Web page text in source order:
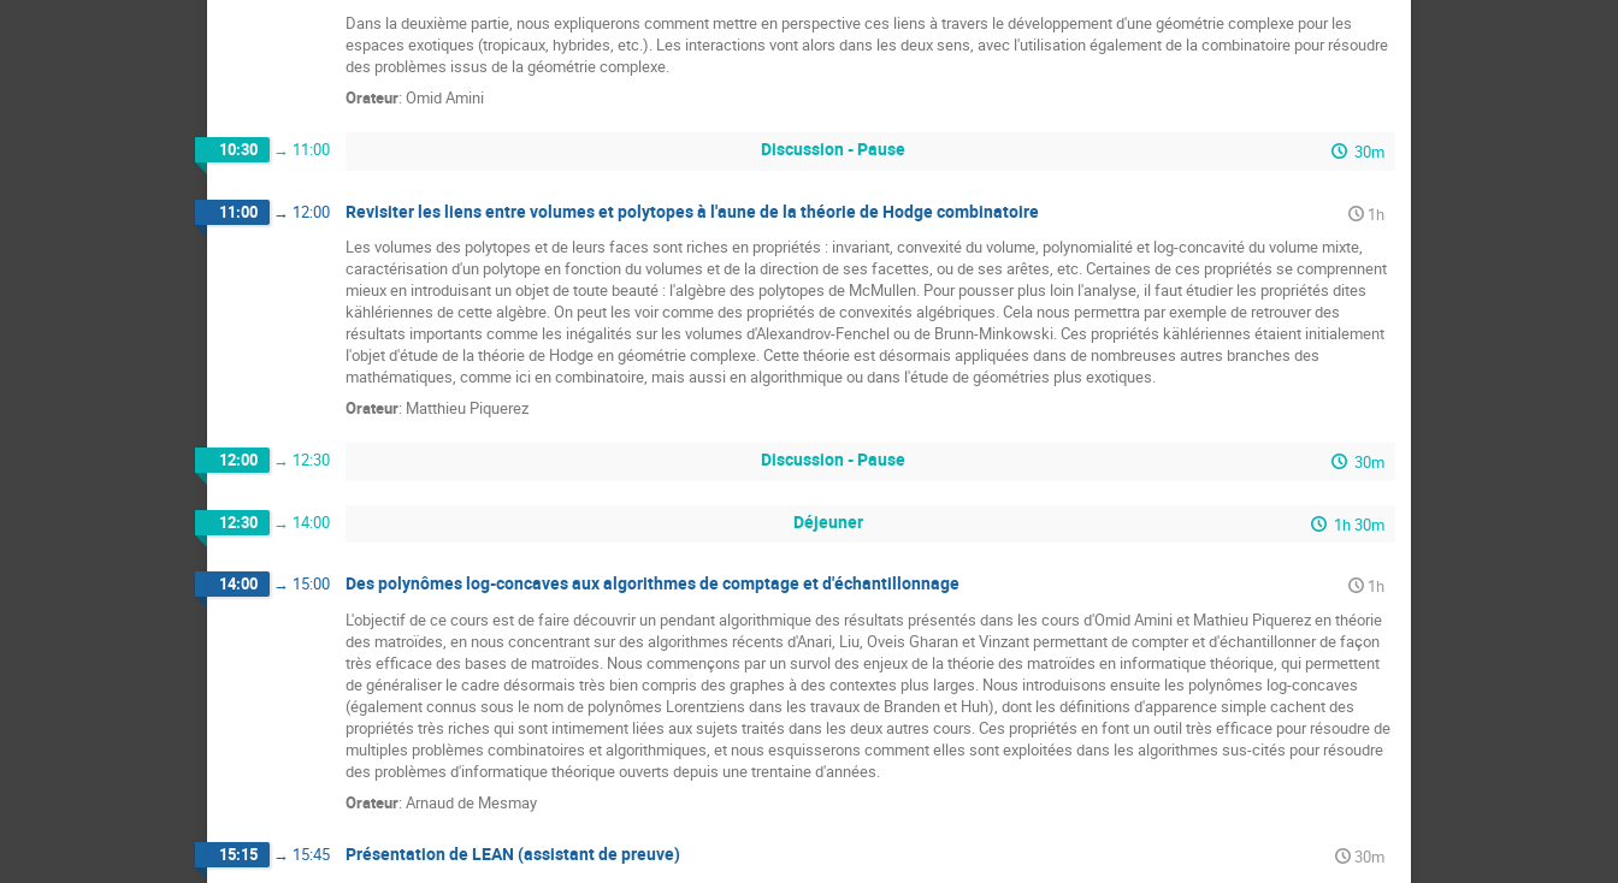
Dans la deuxième partie, nous expliquerons comment mettre en perspective ces liens à travers le développement d'une géométrie complexe pour les
espaces exotiques (tropicaux, hybrides, etc.). Les interactions vont alors dans les deux sens, avec l'utilisation également de la combinatoire pour résoudre
des problèmes issus de la géométrie complexe.
Orateur: Omid Amini
10:30 → 11:00 Discussion - Pause 30m
11:00 → 12:00 Revisiter les liens entre volumes et polytopes à l'aune de la théorie de Hodge combinatoire
1h
Les volumes des polytopes et de leurs faces sont riches en propriétés : invariant, convexité du volume, polynomialité et log-concavité du volume mixte,
caractérisation d'un polytope en fonction du volumes et de la direction de ses facettes, ou de ses arêtes, etc. Certaines de ces propriétés se comprennent
mieux en introduisant un objet de toute beauté : l'algèbre des polytopes de McMullen. Pour pousser plus loin l'analyse, il faut étudier les propriétés dites
kählériennes de cette algèbre. On peut les voir comme des propriétés de convexités algébriques. Cela nous permettra par exemple de retrouver des
résultats importants comme les inégalités sur les volumes d'Alexandrov-Fenchel ou de Brunn-Minkowski. Ces propriétés kählériennes étaient initialement
l'objet d'étude de la théorie de Hodge en géométrie complexe. Cette théorie est désormais appliquées dans de nombreuses autres branches des
mathématiques, comme ici en combinatoire, mais aussi en algorithmique ou dans l'étude de géométries plus exotiques.
Orateur: Matthieu Piquerez
12:00 → 12:30 Discussion - Pause 30m
12:30 → 14:00 Déjeuner 1h 30m
14:00 → 15:00 Des polynômes log-concaves aux algorithmes de comptage et d'échantillonnage
1h
L'objectif de ce cours est de faire découvrir un pendant algorithmique des résultats présentés dans les cours d'Omid Amini et Mathieu Piquerez en théorie
des matroïdes, en nous concentrant sur des algorithmes récents d'Anari, Liu, Oveis Gharan et Vinzant permettant de compter et d'échantillonner de façon
très efficace des bases de matroïdes. Nous commençons par un survol des enjeux de la théorie des matroïdes en informatique théorique, qui permettent
de généraliser le cadre désormais très bien compris des graphes à des contextes plus larges. Nous introduisons ensuite les polynômes log-concaves
(également connus sous le nom de polynômes Lorentziens dans les travaux de Branden et Huh), dont les définitions d'apparence simple cachent des
propriétés très riches qui sont intimement liées aux sujets traités dans les deux autres cours. Ces propriétés en font un outil très efficace pour résoudre de
multiples problèmes combinatoires et algorithmiques, et nous esquisserons comment elles sont exploitées dans les algorithmes sus-cités pour résoudre
des problèmes d'informatique théorique ouverts depuis une trentaine d'années.
Orateur: Arnaud de Mesmay
15:15 → 15:45 Présentation de LEAN (assistant de preuve)
30m